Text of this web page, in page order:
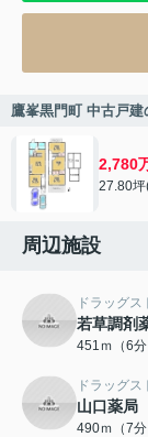
鷹峯黒門町 中古戸建
2,780
27.80
周辺施設
ドラッグス
若草調剤
451ｍ（6分
ドラッグス
山口薬局
490ｍ（7分